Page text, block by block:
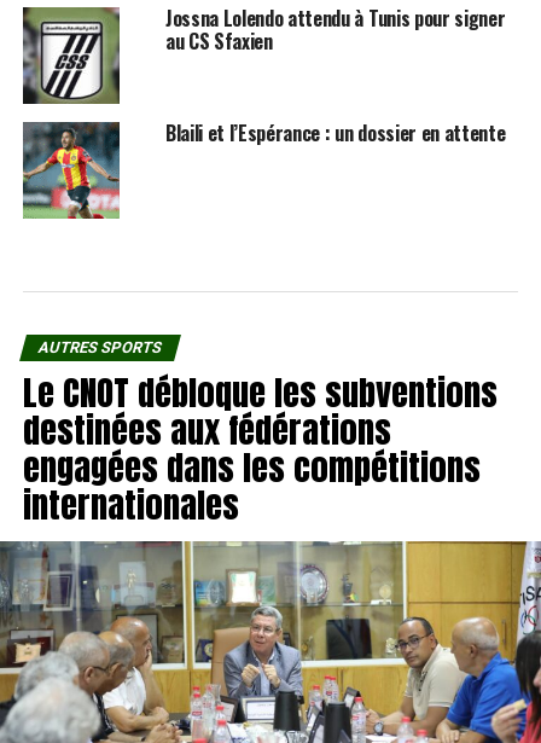
Jossna Lolendo attendu à Tunis pour signer
au CS Sfaxien
Blaili et l’Espérance : un dossier en attente
AUTRES SPORTS
Le CNOT débloque les subventions
destinées aux fédérations
engagées dans les compétitions
internationales